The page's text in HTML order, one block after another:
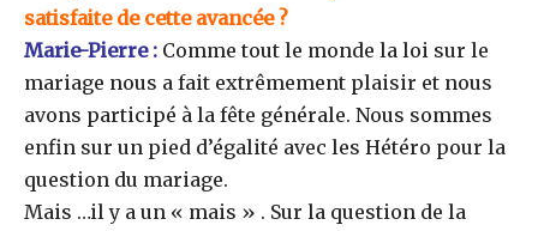
satisfaite de cette avancée ?
Marie-Pierre : Comme tout le monde la loi sur le
mariage nous a fait extrêmement plaisir et nous
avons participé à la fête générale. Nous sommes
enfin sur un pied d’égalité avec les Hétéro pour la
question du mariage.
Mais …il y a un « mais » . Sur la question de la